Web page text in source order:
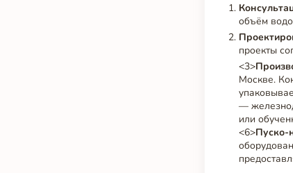
объём
проекты
<3>
Москве.
—
или
<6>Пуско-